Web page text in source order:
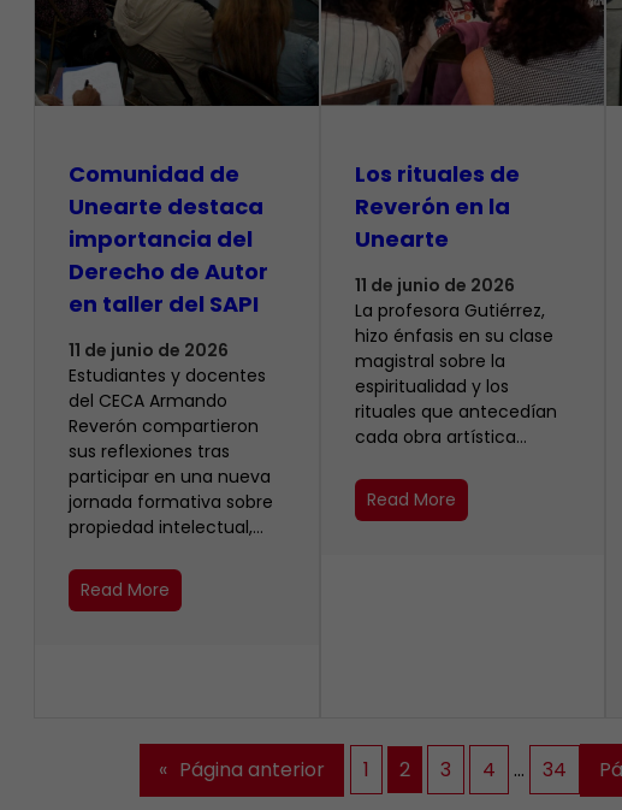
Comunidad de
Unearte destaca
importancia del
Derecho de Autor
en taller del SAPI
11 de junio de 2026
Estudiantes y docentes
del CECA Armando
Reverón compartieron
sus reflexiones tras
participar en una nueva
jornada formativa sobre
propiedad intelectual,…
Read More
Los rituales de
Reverón en la
Unearte
11 de junio de 2026
La profesora Gutiérrez,
hizo énfasis en su clase
magistral sobre la
espiritualidad y los
rituales que antecedían
cada obra artística…
Read More
« Página anterior 1 2 3 4 … 34